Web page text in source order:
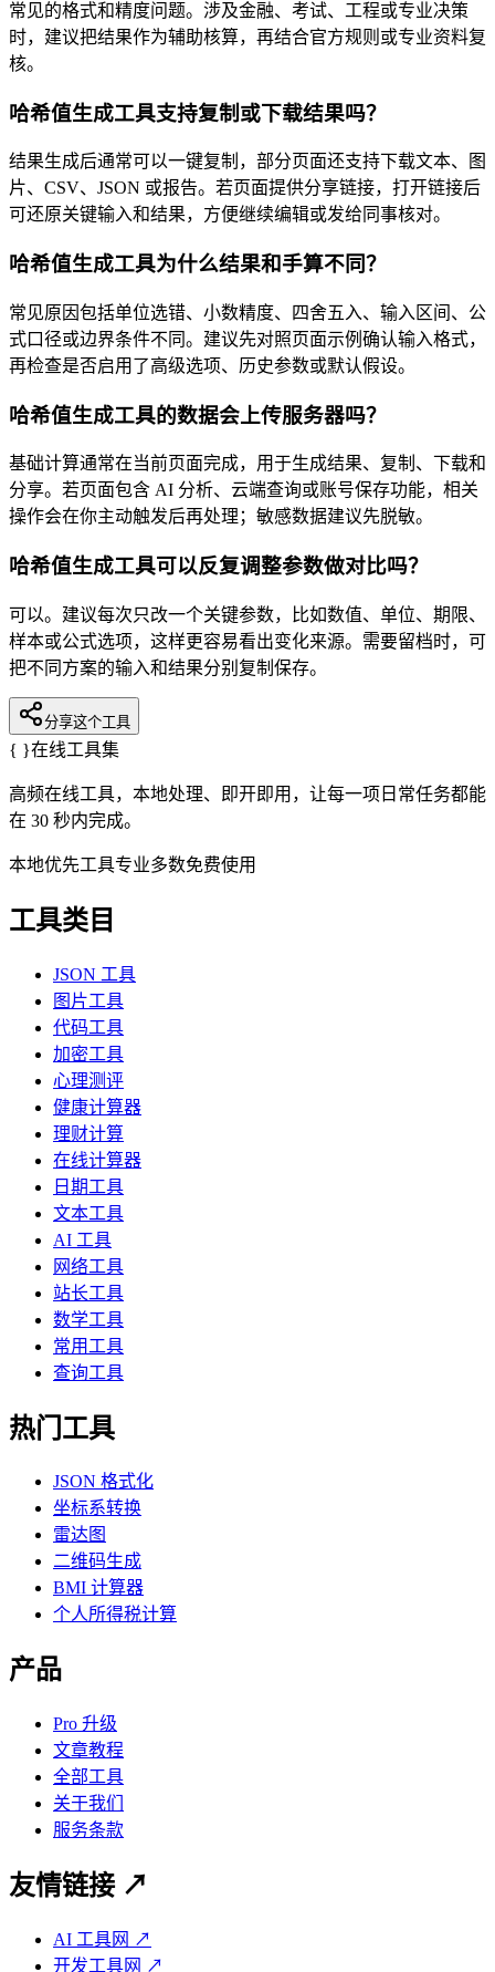
常见的格式和精度问题。涉及金融、考试、工程或专业决策
时，建议把结果作为辅助核算，再结合官方规则或专业资料复
核。
哈希值生成工具支持复制或下载结果吗？
结果生成后通常可以一键复制，部分页面还支持下载文本、图
片、CSV、JSON 或报告。若页面提供分享链接，打开链接后
可还原关键输入和结果，方便继续编辑或发给同事核对。
哈希值生成工具为什么结果和手算不同？
常见原因包括单位选错、小数精度、四舍五入、输入区间、公
式口径或边界条件不同。建议先对照页面示例确认输入格式，
再检查是否启用了高级选项、历史参数或默认假设。
哈希值生成工具的数据会上传服务器吗？
基础计算通常在当前页面完成，用于生成结果、复制、下载和
分享。若页面包含 AI 分析、云端查询或账号保存功能，相关
操作会在你主动触发后再处理；敏感数据建议先脱敏。
哈希值生成工具可以反复调整参数做对比吗？
可以。建议每次只改一个关键参数，比如数值、单位、期限、
样本或公式选项，这样更容易看出变化来源。需要留档时，可
把不同方案的输入和结果分别复制保存。
分享这个工具
{ }在线工具集
高频在线工具，本地处理、即开即用，让每一项日常任务都能
在 30 秒内完成。
本地优先工具专业多数免费使用
工具类目
JSON 工具
图片工具
代码工具
加密工具
心理测评
健康计算器
理财计算
在线计算器
日期工具
文本工具
AI 工具
网络工具
站长工具
数学工具
常用工具
查询工具
热门工具
JSON 格式化
坐标系转换
雷达图
二维码生成
BMI 计算器
个人所得税计算
产品
Pro 升级
文章教程
全部工具
关于我们
服务条款
友情链接 ↗
AI 工具网 ↗
开发工具网 ↗